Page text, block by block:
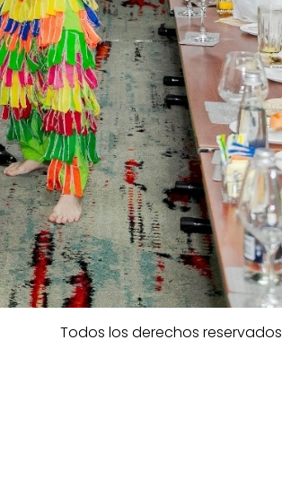
Todos los derechos reservados